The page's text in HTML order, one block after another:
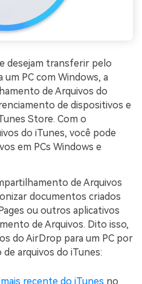
desejam transferir pelo
PC com Windows, a
de Arquivos do
de dispositivos e
Store. Com o
do iTunes, você pode
em PCs Windows e
de Arquivos
documentos criados
ou outros aplicativos
de Arquivos. Dito isso,
do AirDrop para um PC por
arquivos do iTunes:
recente do iTunes no